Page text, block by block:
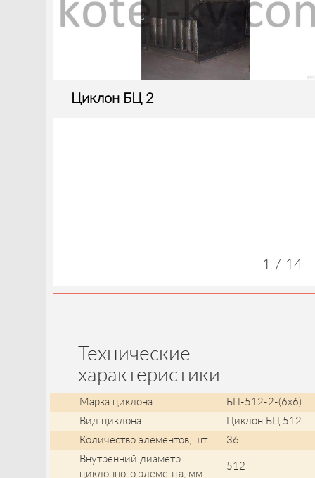
Циклон БЦ 2
1 / 14
Технические
характеристики
Марка циклона
БЦ-512-2-(6x6)
Вид циклона
Циклон БЦ 512
Количество элементов, шт
36
Внутренний диаметр
циклонного элемента, мм
512